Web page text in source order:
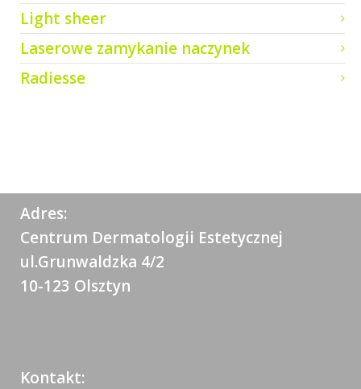
Light sheer
Laserowe zamykanie naczynek
Radiesse
Adres:
Centrum Dermatologii Estetycznej
ul.Grunwaldzka 4/2
10-123 Olsztyn
Kontakt: